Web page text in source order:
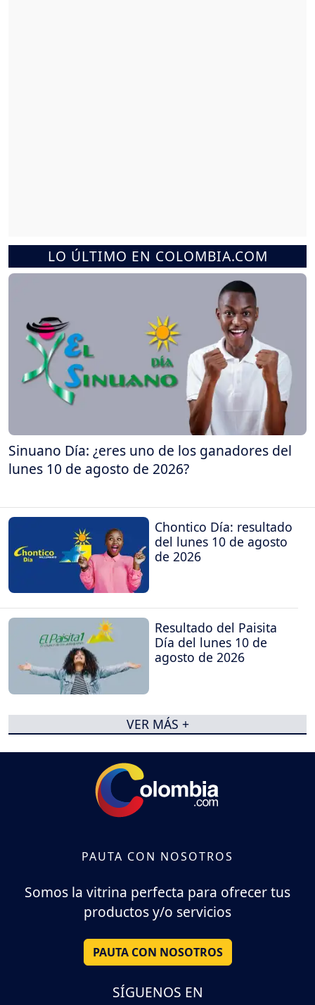
LO ÚLTIMO EN COLOMBIA.COM
Sinuano Día: ¿eres uno de los ganadores del
lunes 10 de agosto de 2026?
Chontico Día: resultado
del lunes 10 de agosto
de 2026
Resultado del Paisita
Día del lunes 10 de
agosto de 2026
VER MÁS +
PAUTA CON NOSOTROS
Somos la vitrina perfecta para ofrecer tus
productos y/o servicios
PAUTA CON NOSOTROS
SÍGUENOS EN